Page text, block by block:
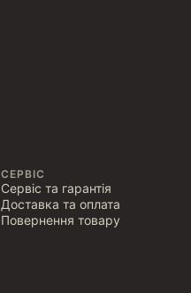
СЕРВІС
Сервіс та гарантія
Доставка та оплата
Повернення товару